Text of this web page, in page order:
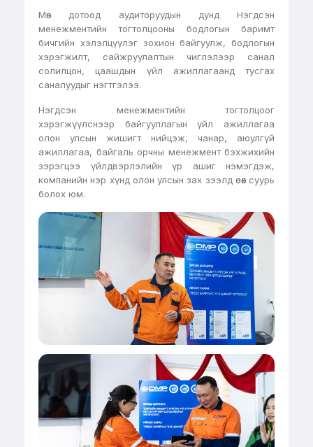
Мөн дотоод аудиторуудын дунд Нэгдсэн
менежментийн тогтолцооны бодлогын баримт
бичгийн хэлэлцүүлэг зохион байгуулж, бодлогын
хэрэгжилт, сайжруулалтын чиглэлээр санал
солилцон, цаашдын үйл ажиллагаанд тусгах
саналуудыг нэгтгэлээ.
Нэгдсэн менежментийн тогтолцоог
хэрэгжүүлснээр байгууллагын үйл ажиллагаа
олон улсын жишигт нийцэж, чанар, аюулгүй
ажиллагаа, байгаль орчны менежмент бэхжихийн
зэрэгцээ үйлдвэрлэлийн үр ашиг нэмэгдэж,
компанийн нэр хүнд олон улсын зах зээлд өсөх суурь
болох юм.